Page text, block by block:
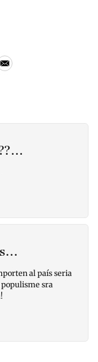
al país seria
sra